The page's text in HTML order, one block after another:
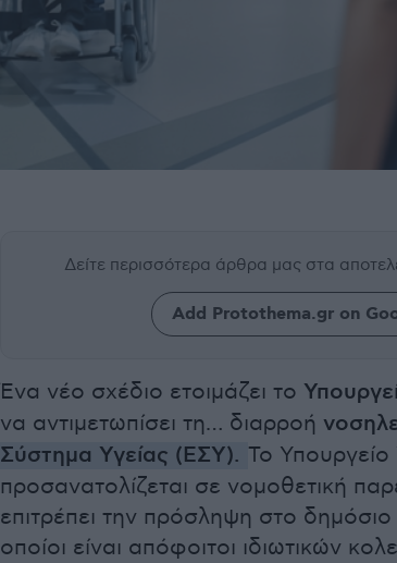
Δείτε περισσότερα άρθρα μας στα
Add Protothema.gr on
Ένα νέο σχέδιο ετοιμάζει το
να αντιμετωπίσει τη… διαρροή
Σύστημα Υγείας (ΕΣΥ). Το Υπουργείο
προσανατολίζεται σε νομοθετική
επιτρέπει την πρόσληψη στο
οποίοι είναι απόφοιτοι ιδιωτικών